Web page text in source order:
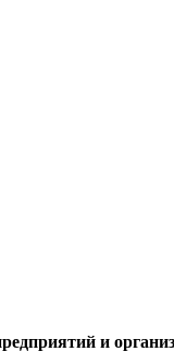
и